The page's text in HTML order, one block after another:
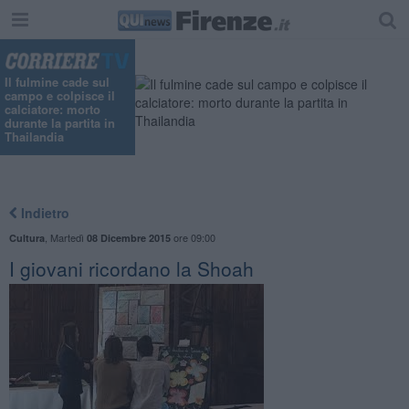
Il fulmine cade sul
campo e colpisce il
calciatore: morto
durante la partita in
Thailandia
Indietro
Cultura Martedì 08 Dicembre 2015ore 09:00
I giovani ricordano la Shoah